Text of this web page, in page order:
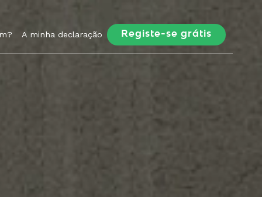
A minha declaração Registe-se grátis